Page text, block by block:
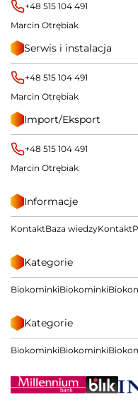
+48 515 104 491
Marcin Otrębiak
Serwis i instalacja
+48 515 104 491
Marcin Otrębiak
Import/Eksport
+48 515 104 491
Marcin Otrębiak
Informacje
KontaktBaza wiedzyKontakt
Kategorie
BiokominkiBiokominki
Kategorie
BiokominkiBiokominki